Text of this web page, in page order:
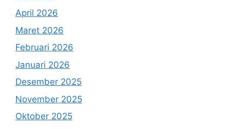
April 2026
Maret 2026
Februari 2026
Januari 2026
Desember 2025
November 2025
Oktober 2025